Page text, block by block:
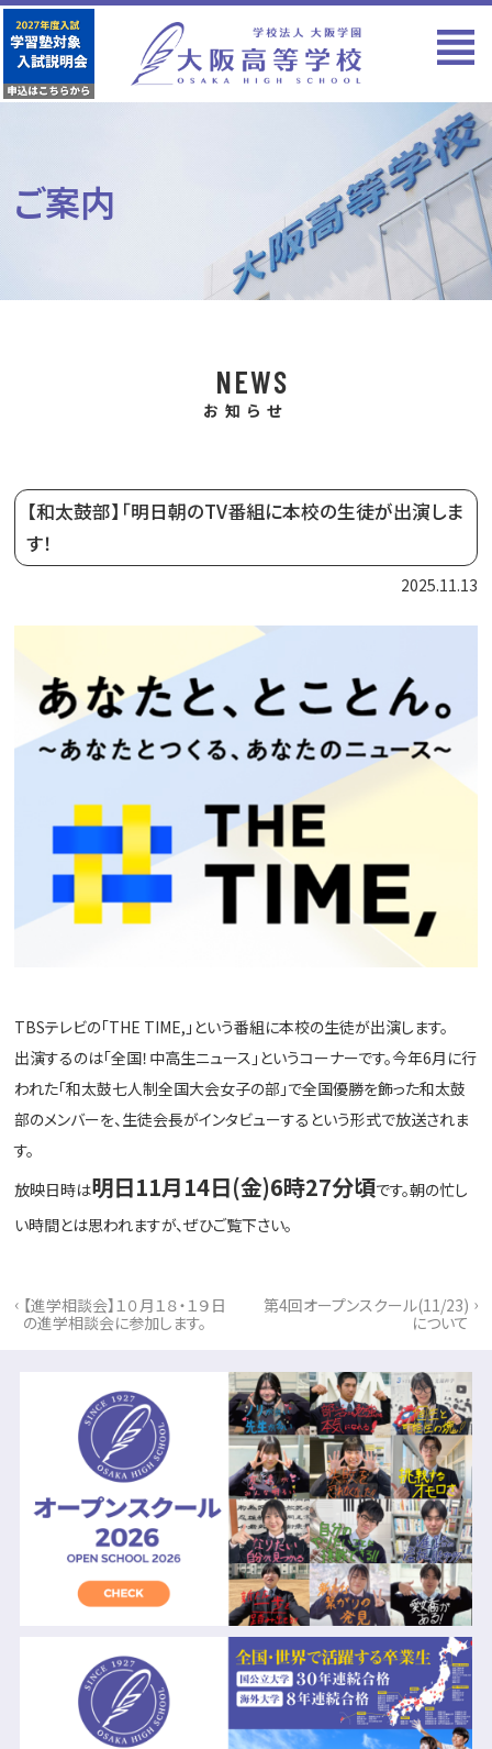
ご案内
NEWS
お知らせ
【和太鼓部】「明日朝のTV番組に本校の生徒が出演しま
す！
2025.11.13
TBSテレビの「THE TIME,」という番組に本校の生徒が出演します。
出演するのは「全国！中高生ニュース」というコーナーです。今年6月に行
われた「和太鼓七人制全国大会女子の部」で全国優勝を飾った和太鼓
部のメンバーを、生徒会長がインタビューするという形式で放送されま
す。
放映日時は明日11月14日(金)6時27分頃です。朝の忙し
い時間とは思われますが、ぜひご覧下さい。
‹ 【進学相談会】１０月１８・１９日
の進学相談会に参加します。
第4回オープンスクール(11/23)
について
›